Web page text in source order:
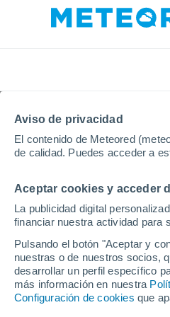
Aviso de privacidad
El contenido de Meteored
de calidad. Puedes acceder a
Aceptar cookies y acceder
La publicidad digital
financiar nuestra actividad para
Pulsando el botón "Aceptar y
nuestras o de nuestros socios,
desarrollar un perfil específico
más información en nuestra
Configuración de cookies que
Inicio España
El
hora
Tiempo 1 - 7 días